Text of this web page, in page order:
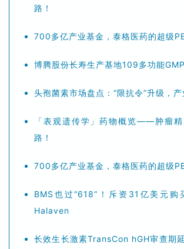
路！
700多亿产业基金，泰格医药的超级
博腾股份长寿生产基地109多功能
头孢菌素市场盘点：“限抗令”升级，产
「表观遗传学」药物概览——肿瘤
路！
700多亿产业基金，泰格医药的超级
BMS也过“618”！斥资31亿美元购
Halaven
长效生长激素TransCon hGH审查期